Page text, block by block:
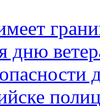
дню